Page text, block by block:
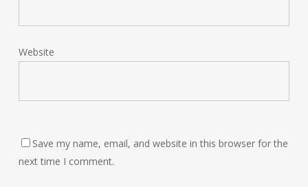
Website
Save my name, email, and website in this browser for the
next time I comment.